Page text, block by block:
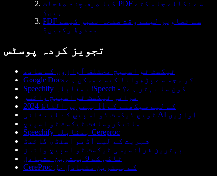
کیا صرف چند صفحات PDF سے نکالے جا سکتے
ہیں؟
PDF سے تصاویر لیتے وقت صفحہ نمبر کیسے
محفوظ رکھیں؟
تجویز کردہ پوسٹس
ٹیکسٹ ٹو اسپیچ مختلف آوازوں کے ساتھ
Google Docs کو مجھ سے پڑھوانا کیسے ممکن ہے
Speechify بمقابلہ iSpeech - کون سا بہتر ہے؟
مراتی ٹیکسٹ ٹو اسپیچ وائسز
2024 کے لیے سیکھنے کے 11 بہترین الفاظ
ٹویچ ٹیکسٹ ٹو اسپیچ کے لیے ذاتی AI آوازیں
مائیکروسافٹ ٹیکسٹ ٹو اسپیچ
Speechify بمقابلہ Cereproc
شہریت کے لیے آڈیو اسٹڈی گائیڈ
بہترین فرانسیسی ٹیکسٹ ٹو اسپیچ وائسز
ٹاکی کے 9 بہترین متبادل
CereProc کے بہترین متبادل حل